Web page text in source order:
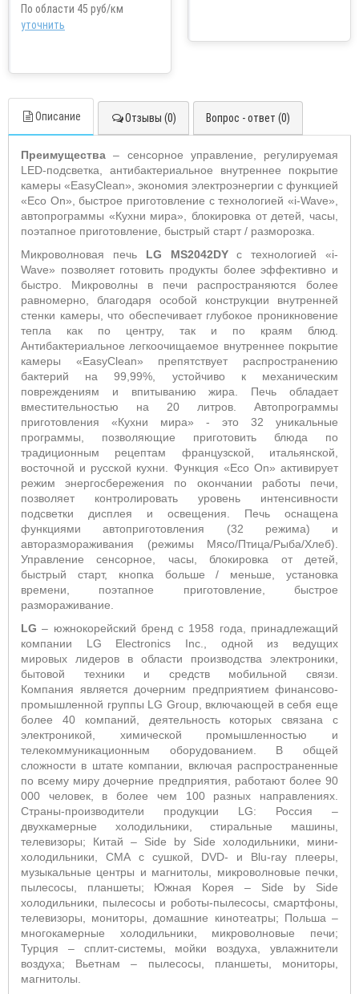
По области 45 руб/км
уточнить
Описание Отзывы (0) Вопрос - ответ (0)
Преимущества – сенсорное управление, регулируемая
LED-подсветка, антибактериальное внутреннее покрытие
камеры «EasyClean», экономия электроэнергии с функцией
«Eco On», быстрое приготовление с технологией «i-Wave»,
автопрограммы «Кухни мира», блокировка от детей, часы,
поэтапное приготовление, быстрый старт / разморозка.
Микроволновая печь LG MS2042DYс технологией «i-
Wave» позволяет готовить продукты более эффективно и
быстро. Микроволны в печи распространяются более
равномерно, благодаря особой конструкции внутренней
стенки камеры, что обеспечивает глубокое проникновение
тепла как по центру, так и по краям блюд.
Антибактериальное легкоочищаемое внутреннее покрытие
камеры «EasyClean» препятствует распространению
бактерий на 99,99%, устойчиво к механическим
повреждениям и впитыванию жира. Печь обладает
вместительностью на 20 литров. Автопрограммы
приготовления «Кухни мира» - это 32 уникальные
программы, позволяющие приготовить блюда по
традиционным рецептам французской, итальянской,
восточной и русской кухни. Функция «Eco On» активирует
режим энергосбережения по окончании работы печи,
позволяет контролировать уровень интенсивности
подсветки дисплея и освещения. Печь оснащена
функциями автоприготовления (32 режима) и
авторазмораживания (режимы Мясо/Птица/Рыба/Хлеб).
Управление сенсорное, часы, блокировка от детей,
быстрый старт, кнопка больше / меньше, установка
времени, поэтапное приготовление, быстрое
размораживание.
LG – южнокорейский бренд с 1958 года, принадлежащий
компании LG Electronics Inc., одной из ведущих
мировых лидеров в области производства электроники,
бытовой техники и средств мобильной связи.
Компания является дочерним предприятием финансово-
промышленной группы LG Group, включающей в себя еще
более 40 компаний, деятельность которых связана с
электроникой, химической промышленностью и
телекоммуникационным оборудованием. В общей
сложности в штате компании, включая распространенные
по всему миру дочерние предприятия, работают более 90
000 человек, в более чем 100 разных направлениях.
Страны-производители продукции LG: Россия –
двухкамерные холодильники, стиральные машины,
телевизоры; Китай – Side by Side холодильники, мини-
холодильники, СМА с сушкой, DVD- и Blu-ray плееры,
музыкальные центры и магнитолы, микроволновые печки,
пылесосы, планшеты; Южная Корея – Side by Side
холодильники, пылесосы и роботы-пылесосы, смартфоны,
телевизоры, мониторы, домашние кинотеатры; Польша –
многокамерные холодильники, микроволновые печи;
Турция – сплит-системы, мойки воздуха, увлажнители
воздуха; Вьетнам – пылесосы, планшеты, мониторы,
магнитолы.